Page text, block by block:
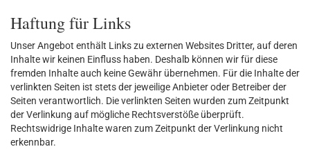
Haftung für Links
Unser Angebot enthält Links zu externen Websites Dritter, auf deren
Inhalte wir keinen Einfluss haben. Deshalb können wir für diese
fremden Inhalte auch keine Gewähr übernehmen. Für die Inhalte der
verlinkten Seiten ist stets der jeweilige Anbieter oder Betreiber der
Seiten verantwortlich. Die verlinkten Seiten wurden zum Zeitpunkt
der Verlinkung auf mögliche Rechtsverstöße überprüft.
Rechtswidrige Inhalte waren zum Zeitpunkt der Verlinkung nicht
erkennbar.